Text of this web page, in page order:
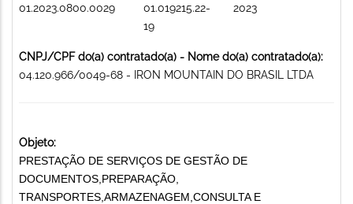
01.2023.0800.0029
01.019215.22-
19
2023
CNPJ/CPF do(a) contratado(a) - Nome do(a) contratado(a):
04.120.966/0049-68 - IRON MOUNTAIN DO BRASIL LTDA
Objeto:
PRESTAÇÃO DE SERVIÇOS DE GESTÃO DE
DOCUMENTOS,PREPARAÇÃO,
TRANSPORTES,ARMAZENAGEM,CONSULTA E